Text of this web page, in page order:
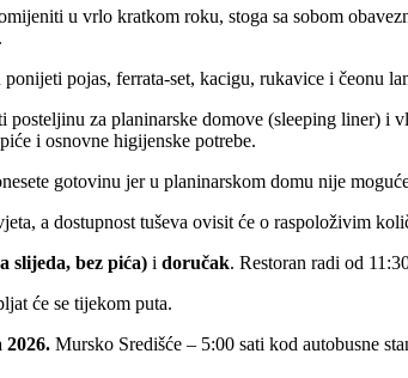
u vrlo kratkom roku, stoga sa sobom
pojas, ferrata-set, kacigu, rukavice i čeonu
posteljinu za planinarske domove (sleeping liner) i
i osnovne higijenske potrebe.
gotovinu jer u planinarskom domu nije
a dostupnost tuševa ovisit će o raspoloživim
slijeda, bez pića) i doručak. Restoran radi od
će se tijekom puta.
2026. Mursko Središće – 5:00 sati kod autobusne